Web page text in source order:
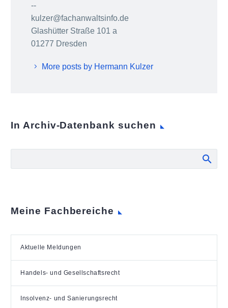
--
kulzer@fachanwaltsinfo.de
Glashütter Straße 101 a
01277 Dresden
More posts by Hermann Kulzer
In Archiv-Datenbank suchen
Meine Fachbereiche
Aktuelle Meldungen
Handels- und Gesellschaftsrecht
Insolvenz- und Sanierungsrecht